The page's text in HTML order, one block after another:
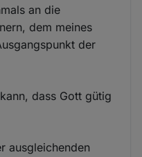
an die
dem meines
der
dass Gott gütig
ausgleichenden